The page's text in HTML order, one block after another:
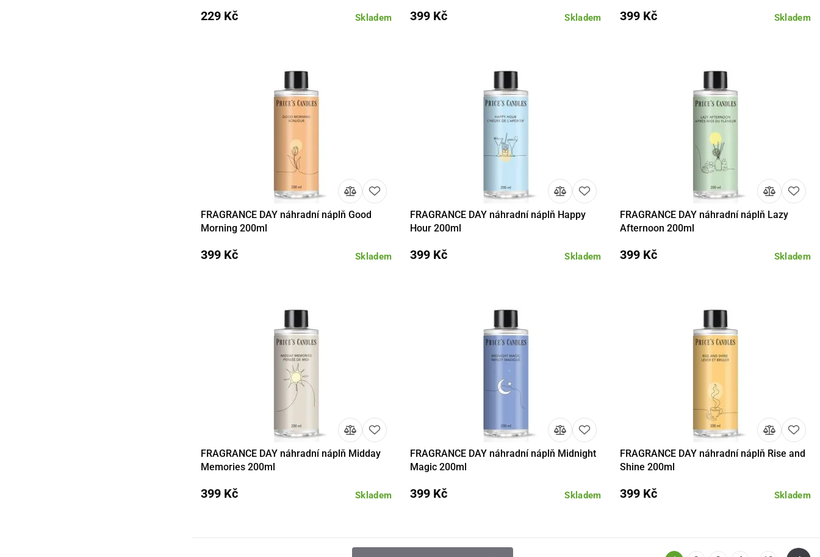
Skladem
229 Kč Skladem
399 Kč Skladem
399 Kč
Detail Do košíku
FRAGRANCE DAY náhradní náplň Good
Morning 200ml
Skladem
399 Kč
Detail Do košíku
FRAGRANCE DAY náhradní náplň Happy
Hour 200ml
Skladem
399 Kč
Detail Do košíku
FRAGRANCE DAY náhradní náplň Lazy
Afternoon 200ml
Skladem
399 Kč
Detail Do košíku
FRAGRANCE DAY náhradní náplň Midday
Memories 200ml
Skladem
399 Kč
Detail Do košíku
FRAGRANCE DAY náhradní náplň Midnight
Magic 200ml
Skladem
399 Kč
Detail Do košíku
FRAGRANCE DAY náhradní náplň Rise and
Shine 200ml
Skladem
399 Kč